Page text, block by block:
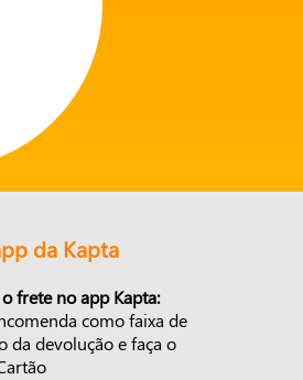
da Kapta
frete no app Kapta:
como faixa de
da devolução e faça o